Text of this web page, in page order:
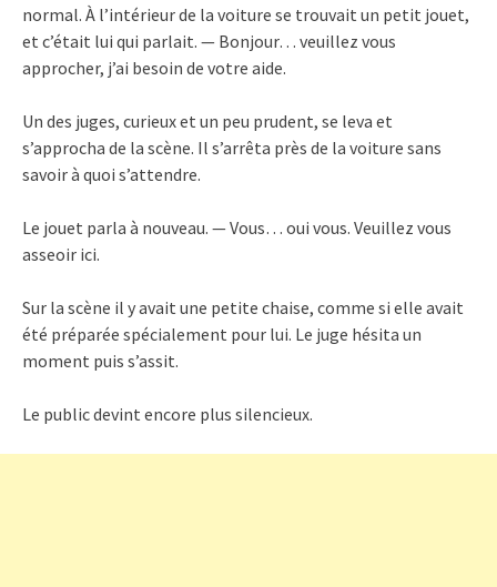
normal. À l’intérieur de la voiture se trouvait un petit jouet,
et c’était lui qui parlait. — Bonjour… veuillez vous
approcher, j’ai besoin de votre aide.
Un des juges, curieux et un peu prudent, se leva et
s’approcha de la scène. Il s’arrêta près de la voiture sans
savoir à quoi s’attendre.
Le jouet parla à nouveau. — Vous… oui vous. Veuillez vous
asseoir ici.
Sur la scène il y avait une petite chaise, comme si elle avait
été préparée spécialement pour lui. Le juge hésita un
moment puis s’assit.
Le public devint encore plus silencieux.